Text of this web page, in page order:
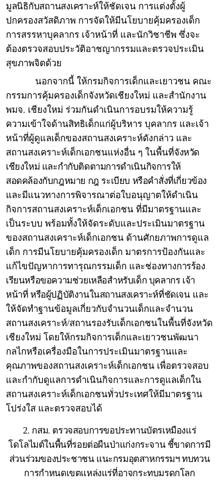
มูลนิธิกับสถานสงเคราะห์ให้ชัดเจน การแต่งตั้งผู้
ปกครองสวัสดิภาพ การจัดให้มีนโยบายคุ้มครองเด็ก
การสรรหาบุคลากร เจ้าหน้าที่ และนักวิชาชีพ ซึ่งจะ
ต้องตรวจสอบประวัติอาชญากรรมและตรวจประเมิน
สุขภาพจิตด้วย
นอกจากนี้ ให้กรมกิจการเด็กและเยาวชน คณะ
กรรมการคุ้มครองเด็กจังหวัดเชียงใหม่ และสำนักงาน
พมจ. เชียงใหม่ ร่วมกันดำเนินการอบรมให้ความรู้
ความเข้าใจด้านสิทธิเด็กแก่ผู้บริหาร บุคลากร และเจ้า
หน้าที่ผู้ดูแลเด็กของสถานสงเคราะห์ดังกล่าว และ
สถานสงเคราะห์เด็กเอกชนแห่งอื่น ๆ ในพื้นที่จังหวัด
เชียงใหม่ และกำกับติดตามการดำเนินกิจการให้
สอดคล้องกับกฎหมาย กฎ ระเบียบ หรือคำสั่งที่เกี่ยวข้อง
และมีแนวทางการพิจารณาต่อใบอนุญาตให้ดำเนิน
กิจการสถานสงเคราะห์เด็กเอกชน ที่มีมาตรฐานและ
เป็นระบบ พร้อมทั้งให้จัดระดับและประเมินมาตรฐาน
ของสถานสงเคราะห์เด็กเอกชน ด้านศักยภาพการดูแล
เด็ก การมีนโยบายคุ้มครองเด็ก มาตรการป้องกันและ
แก้ไขปัญหาการทารุณกรรมเด็ก และช่องทางการร้อง
เรียนหรือขอความช่วยเหลือสำหรับเด็ก บุคลากร เจ้า
หน้าที่ หรือผู้ปฏิบัติงานในสถานสงเคราะห์ที่ชัดเจนและ
ให้จัดทำฐานข้อมูลเกี่ยวกับจำนวนเด็กและจำนวน
สถานสงเคราะห์/สถานรองรับเด็กเอกชนในพื้นที่จังหวัด
เชียงใหม่ โดยให้กรมกิจการเด็กและเยาวชนพัฒนา
กลไกหรือเครื่องมือในการประเมินมาตรฐานและ
คุณภาพของสถานสงเคราะห์เด็กเอกชน เพื่อตรวจสอบ
และกำกับดูแลการดำเนินกิจการและการดูแลเด็กใน
สถานสงเคราะห์เด็กเอกชนทั่วประเทศให้มีมาตรฐาน
โปร่งใส และตรวจสอบได้
2. กสม. ตรวจสอบการขอประทานบัตรเหมืองแร่
โดโลไมต์ในพื้นที่รอยต่อผืนป่าแก่งกระจาน ชี้ขาดการมี
ส่วนร่วมของประชาชน แนะกรมอุตสาหกรรมฯ ทบทวน
การกำหนดเขตแหล่งแร่ที่อาจกระทบมรดกโลก